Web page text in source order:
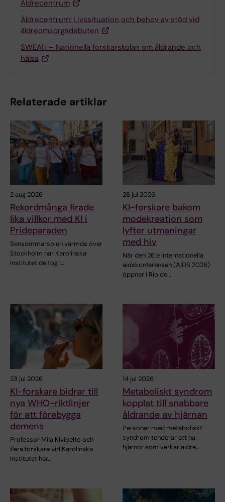
Äldrecentrum
Äldrecentrum: Livssituation och behov av stöd vid
äldreomsorgsdebuten
SWEAH – Nationella forskarskolan om åldrande och
hälsa
Relaterade artiklar
2 aug 2026
Rekordmånga firade
lika villkor med KI i
Prideparaden
Sensommarsolen värmde över
Stockholm när Karolinska
Institutet deltog i…
28 jul 2026
KI-forskare bakom
modekreation som
lyfter utmaningar
med hiv
När den 26:e internationella
aidskonferensen (AIDS 2026)
öppnar i Rio de…
23 jul 2026
KI-forskare bidrar till
nya WHO-riktlinjer
för att förebygga
demens
Professor Miia Kivipelto och
flera forskare vid Karolinska
Institutet har…
14 jul 2026
Metaboliskt syndrom
kopplat till snabbare
åldrande av hjärnan
Personer med metaboliskt
syndrom tenderar att ha
hjärnor som verkar äldre…